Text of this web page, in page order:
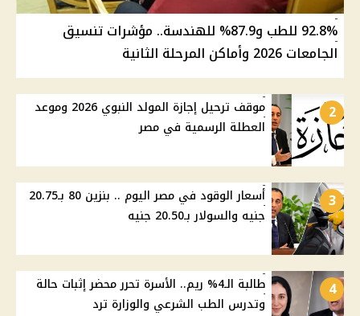
92.8% للطب و87.9% للهندسة.. مؤشرات تنسيق
الجامعات 2026 وأماكن المرحلة الثانية
2
موقف ترحيل إجازة المولد النبوي 2026 وموعد
العطلة الرسمية في مصر
3
أسعار الوقود في مصر اليوم .. بنزين 80 بـ20.75
جنيه والسولار بـ20.50 جنيه
4
طالبة الـ4% ريم.. الأسرة تحرر محضر إثبات حالة
وتدرس الطب الشرعي والوزارة ترد